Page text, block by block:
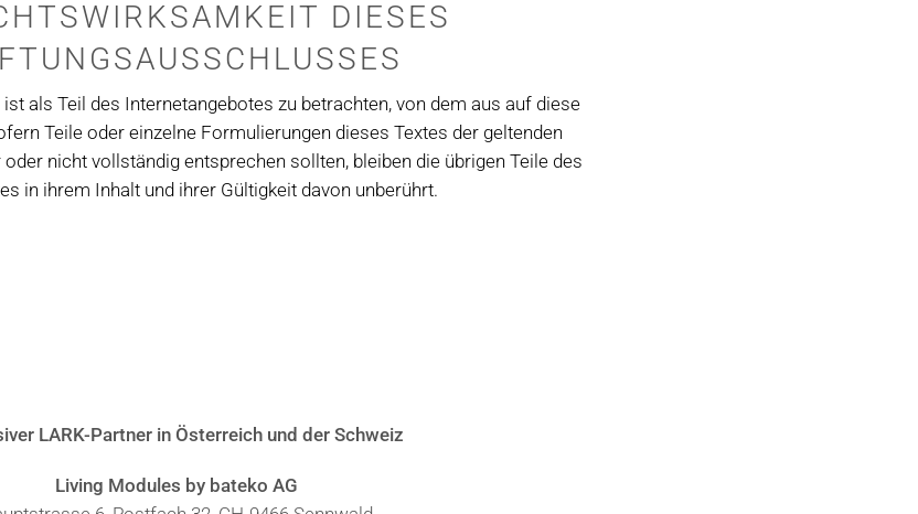
DIESES
als Teil des Internetangebotes zu betrachten, von dem aus auf diese
Teile oder einzelne Formulierungen dieses Textes der geltenden
nicht vollständig entsprechen sollten, bleiben die übrigen Teile des
in ihrem Inhalt und ihrer Gültigkeit davon unberührt.
LARK-Partner in Österreich und der Schweiz
Living Modules by bateko AG